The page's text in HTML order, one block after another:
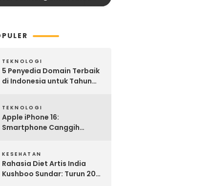
TEKNOLOGI
5 Penyedia Domain Terbaik
di Indonesia untuk Tahun
TEKNOLOGI
Apple iPhone 16:
Smartphone Canggih
KESEHATAN
Rahasia Diet Artis India
Kushboo Sundar: Turun 20